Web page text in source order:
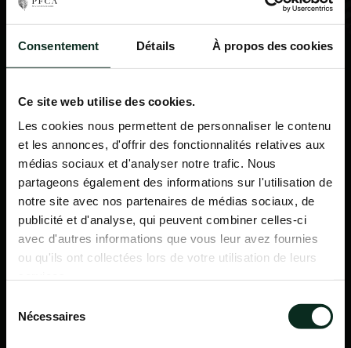
Consentement Détails À propos des cookies
Ce site web utilise des cookies.
Les cookies nous permettent de personnaliser le contenu
et les annonces, d'offrir des fonctionnalités relatives aux
médias sociaux et d'analyser notre trafic. Nous
partageons également des informations sur l'utilisation de
notre site avec nos partenaires de médias sociaux, de
publicité et d'analyse, qui peuvent combiner celles-ci
avec d'autres informations que vous leur avez fournies
ou qu'ils ont collectées lors de votre utilisation de leurs
Nécessaires